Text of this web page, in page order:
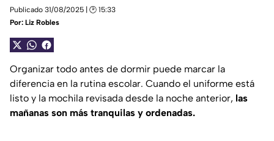
Publicado 31/08/2025 | 🕑 15:33
Por: Liz Robles
Organizar todo antes de dormir puede marcar la
diferencia en la rutina escolar. Cuando el uniforme está
listo y la mochila revisada desde la noche anterior, las
mañanas son más tranquilas y ordenadas.